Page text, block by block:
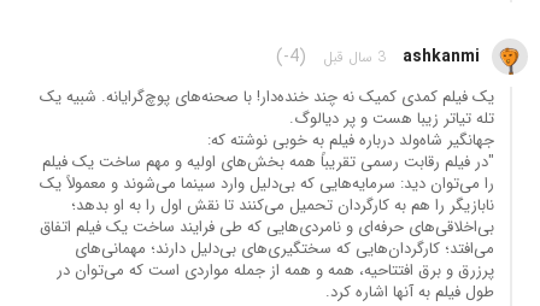
ashkanmi 3 سال قبل (-4)
یک فیلم کمدی کمیک نه چند خنده‌دار! با صحنه‌های پوچ‌گرایانه‌. شبیه یک
تله تیاتر زیبا هست و پر دیالوگ.
جهانگیر شاه‌ولد درباره فیلم به خوبی نوشته که:
"در فیلم رقابت رسمی تقریباً همه بخش‌های اولیه و مهم ساخت یک فیلم
را می‌توان دید: سرمایه‌هایی که بی‌دلیل وارد سینما می‌شوند و معمولاً یک
نابازیگر را هم به کارگردان تحمیل می‌کنند تا نقش اول را به او بدهد؛
بی‌اخلاقی‌های حرفه‌ای و نامردی‌هایی که طی فرایند ساخت یک فیلم اتفاق
می‌افتد؛ کارگردان‌هایی که سختگیری‌های بی‌دلیل دارند؛ مهمانی‌های
پرزرق و برق افتتاحیه، همه و همه از جمله مواردی است که می‌توان در
طول فیلم به آنها اشاره کرد.